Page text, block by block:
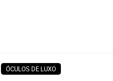
ÓCULOS DE LUXO